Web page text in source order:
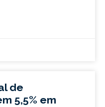
de
5,5% em